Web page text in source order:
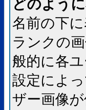
どのよう
名前の下
ランクの
般的に各
設定によ
ザー画像